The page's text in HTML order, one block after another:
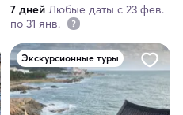
7 дней Любые даты с 23 фев.
по 31 янв.
Экскурсионные туры